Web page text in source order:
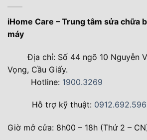
iHome Care – Trung tâm sửa chữa
máy
Địa chỉ: Số 44 ngõ 10 Nguyễn
Vọng, Cầu Giấy.
Hotline: 1900.3269
Hỗ trợ kỹ thuật: 0912.692.596
Giờ mở cửa: 8h00 – 18h (Thứ 2 –